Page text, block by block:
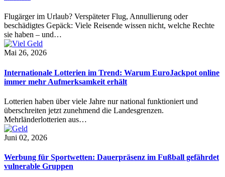
Flugärger im Urlaub? Verspäteter Flug, Annullierung oder
beschädigtes Gepäck: Viele Reisende wissen nicht, welche Rechte
sie haben – und…
Mai 26, 2026
Internationale Lotterien im Trend: Warum EuroJackpot online
immer mehr Aufmerksamkeit erhält
Lotterien haben über viele Jahre nur national funktioniert und
überschreiten jetzt zunehmend die Landesgrenzen.
Mehrländerlotterien aus…
Juni 02, 2026
Werbung für Sportwetten: Dauerpräsenz im Fußball gefährdet
vulnerable Gruppen